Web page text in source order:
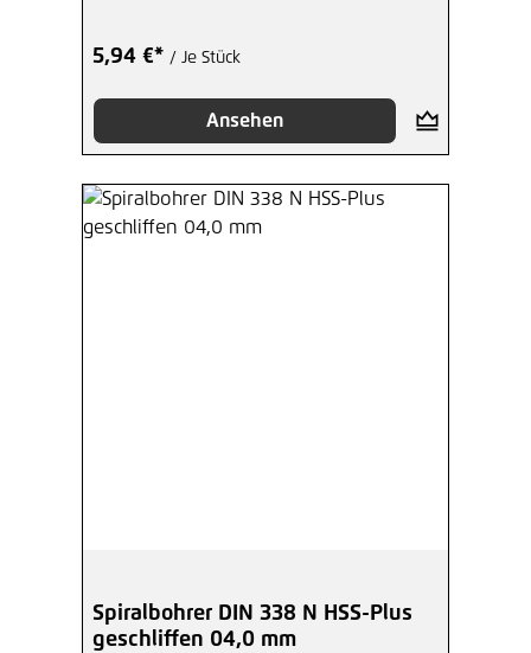
5,94 €* / Je Stück
Ansehen
Spiralbohrer DIN 338 N HSS-Plus
geschliffen 04,0 mm